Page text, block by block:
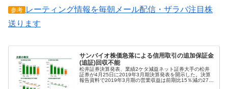
参考 レーティング情報を毎朝メール配信・ザラバ注目株
送ります
サンバイオ株価急落による信用取引の追加保証金
(追証)回収不能
松井証券決算発表、業績2ケタ減益ネット証券大手の松井
証券が4月25日に2019年3月期決算発表を開示した。決算
報告資料で2019年3月期の営業収益は前期比15％減の273